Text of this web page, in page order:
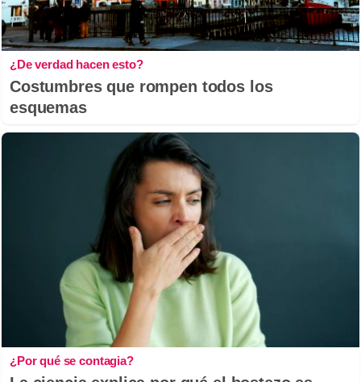
¿De verdad hacen esto?
Costumbres que rompen todos los
esquemas
¿Por qué se contagia?